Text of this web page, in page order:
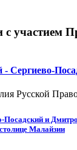
с участием
Сергиево-
Русской
Посадский и
Малайзии